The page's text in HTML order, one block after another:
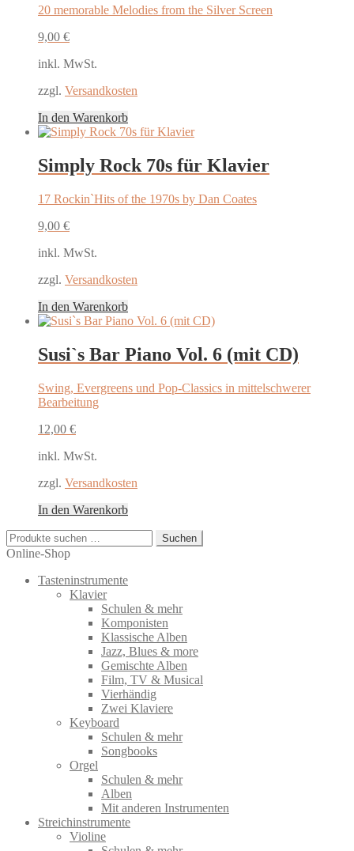
20 memorable Melodies from the Silver Screen
9,00 €
inkl. MwSt.
zzgl. Versandkosten
In den Warenkorb
Simply Rock 70s für Klavier
17 Rockin`Hits of the 1970s by Dan Coates
9,00 €
inkl. MwSt.
zzgl. Versandkosten
In den Warenkorb
Susi`s Bar Piano Vol. 6 (mit CD)
Swing, Evergreens und Pop-Classics in mittelschwerer
Bearbeitung
12,00 €
inkl. MwSt.
zzgl. Versandkosten
In den Warenkorb
Suchen
nach:
Suchen
Online-Shop
Tasteninstrumente
Klavier
Schulen & mehr
Komponisten
Klassische Alben
Jazz, Blues & more
Gemischte Alben
Film, TV & Musical
Vierhändig
Zwei Klaviere
Keyboard
Schulen & mehr
Songbooks
Orgel
Schulen & mehr
Alben
Mit anderen Instrumenten
Streichinstrumente
Violine